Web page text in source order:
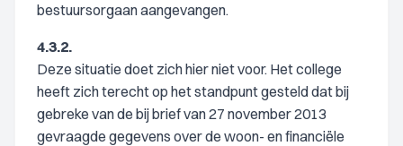
bestuursorgaan aangevangen.
4.3.2.
Deze situatie doet zich hier niet voor. Het college
heeft zich terecht op het standpunt gesteld dat bij
gebreke van de bij brief van 27 november 2013
gevraagde gegevens over de woon- en financiële